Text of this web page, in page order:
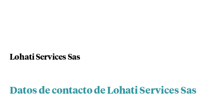
Lohati Services Sas
Datos de contacto de Lohati Services Sas